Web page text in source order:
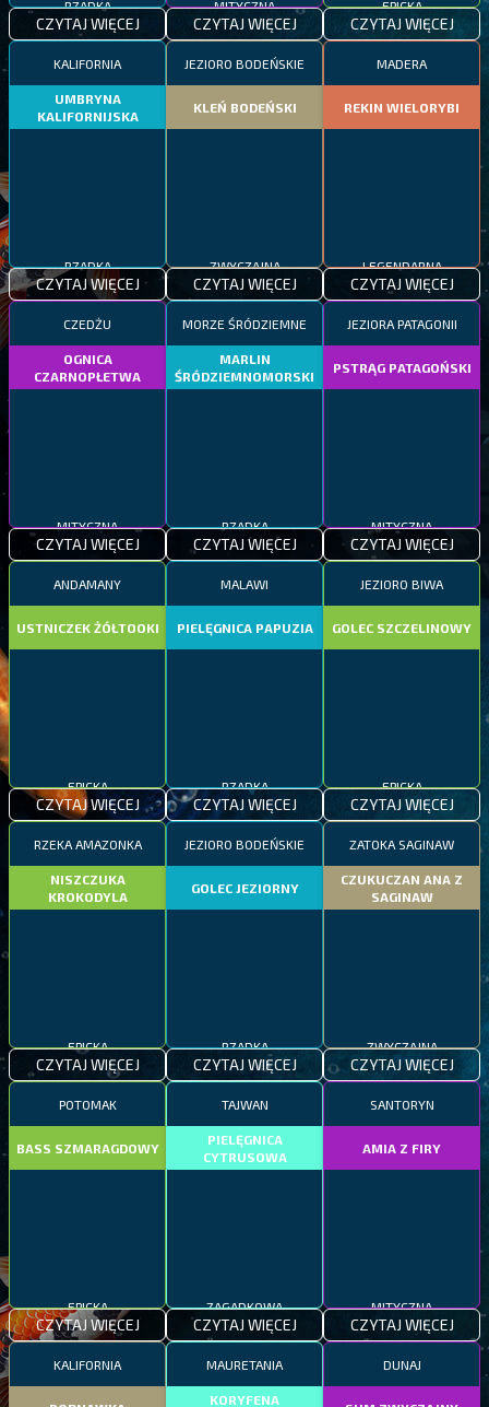
CZYTAJ WIĘCEJ CZYTAJ WIĘCEJ CZYTAJ WIĘCEJ
KALIFORNIA
UMBRYNA
KALIFORNIJSKA
CZYTAJ WIĘCEJ
JEZIORO BODEŃSKIE
KLEŃ BODEŃSKI
CZYTAJ WIĘCEJ
MADERA
REKIN WIELORYBI
CZYTAJ WIĘCEJ
CZEDŻU
OGNICA
CZARNOPŁETWA
CZYTAJ WIĘCEJ
MORZE ŚRÓDZIEMNE
MARLIN
ŚRÓDZIEMNOMORSKI
CZYTAJ WIĘCEJ
JEZIORA PATAGONII
PSTRĄG PATAGOŃSKI
CZYTAJ WIĘCEJ
ANDAMANY
USTNICZEK ŻÓŁTOOKI
CZYTAJ WIĘCEJ
MALAWI
PIELĘGNICA PAPUZIA
CZYTAJ WIĘCEJ
JEZIORO BIWA
GOLEC SZCZELINOWY
CZYTAJ WIĘCEJ
RZEKA AMAZONKA
NISZCZUKA
KROKODYLA
CZYTAJ WIĘCEJ
JEZIORO BODEŃSKIE
GOLEC JEZIORNY
CZYTAJ WIĘCEJ
ZATOKA SAGINAW
CZUKUCZAN ANA Z
SAGINAW
CZYTAJ WIĘCEJ
POTOMAK
BASS SZMARAGDOWY
CZYTAJ WIĘCEJ
TAJWAN
PIELĘGNICA
CYTRUSOWA
ZAGADKOWA
CZYTAJ WIĘCEJ
SANTORYN
AMIA Z FIRY
MITYCZNA
CZYTAJ WIĘCEJ
KALIFORNIA MAURETANIA
KORYFENA
DUNAJ